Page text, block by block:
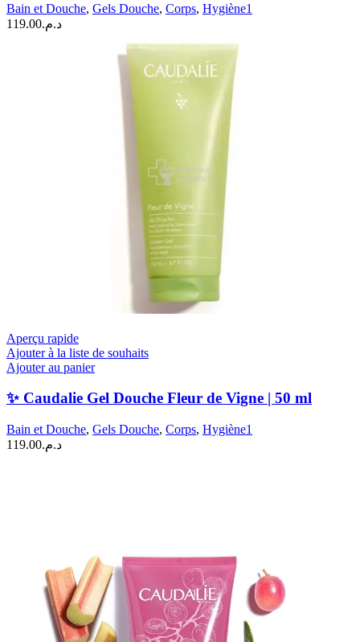
Bain et Douche, Gels Douche, Corps, Hygiène1
د.م.119.00
Aperçu rapide
Ajouter à la liste de souhaits
Ajouter au panier
✨ Caudalie Gel Douche Fleur de Vigne | 50 ml
Bain et Douche, Gels Douche, Corps, Hygiène1
د.م.119.00